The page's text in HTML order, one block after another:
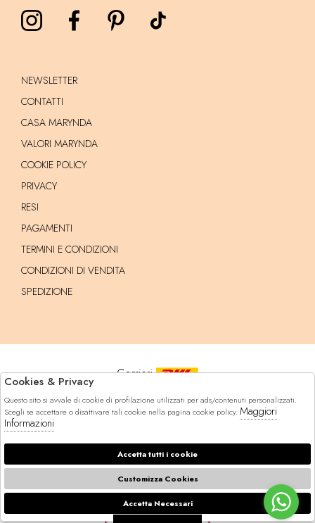
NEWSLETTER
CONTATTI
CASA MARYNDA
VALORI MARYNDA
COOKIE POLICY
PRIVACY
RESI
PAGAMENTI
TERMINI E CONDIZIONI
CONDIZIONI DI VENDITA
SPEDIZIONE
© 2026 Marynda - P.iva : 14629471005 Powered by
Atelier
società
Corrieri
Pagamenti
🍪
Cookies & Privacy
Questo sito si avvale di cookie di profilazione utilizzati per ads/contenuti personalizzati.
Scegli se accettare o disattivare tali cookie nella pagina cookie policy. Maggiori
Informazioni
Accetta tutti i cookie
Customizza Cookies
Accetta Necessari